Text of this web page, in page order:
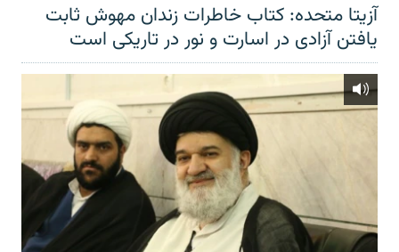
آزیتا متحده: کتاب خاطرات زندان مهوش ثابت
یافتن آزادی در اسارت و نور در تاریکی است